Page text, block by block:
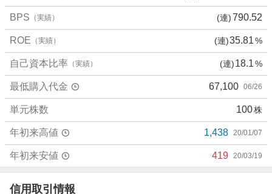
BPS （実績） (連)790.52
ROE （実績） (連)35.81%
自己資本比率 （実績） (連)18.1%
最低購入代金 67,100 06/26
単元株数 100株
年初来高値 1,438 20/01/07
年初来安値 419 20/03/19
信用取引情報